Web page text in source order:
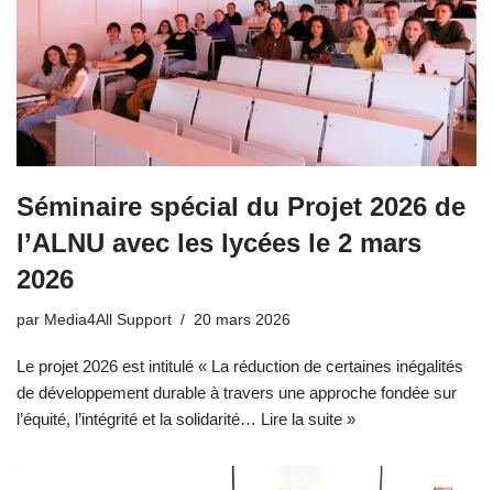
Séminaire spécial du Projet 2026 de
l’ALNU avec les lycées le 2 mars
2026
par Media4All Support 20 mars 2026
Le projet 2026 est intitulé « La réduction de certaines inégalités
de développement durable à travers une approche fondée sur
l’équité, l’intégrité et la solidarité… Lire la suite »